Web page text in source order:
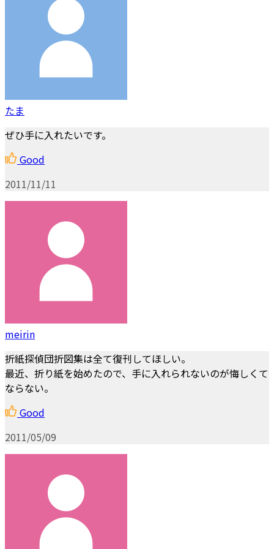
たま
ぜひ手に入れたいです。
Good
2011/11/11
meirin
折紙探偵団折図集は全て復刊してほしい。
最近、折り紙を始めたので、手に入れられないのが悔しくて
ならない。
Good
2011/05/09